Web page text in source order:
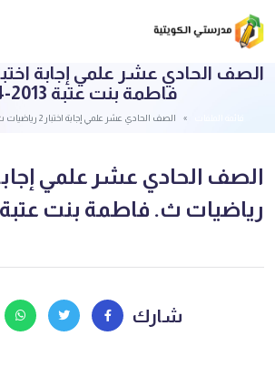
فاطمة بنت عتبة 2013-2014
الصف الحادي عشر علمي إجابة اختبار 2 رياضيات ث. فاطمة بنت عتبة 2013-2014
رياضيات ث. فاطمة بنت عتبة 2013-2014
شارك